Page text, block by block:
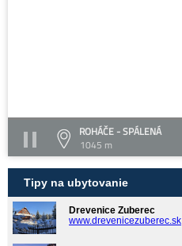
ROHÁČE - SPÁLENÁ
1045 m
Tipy na ubytovanie
Drevenice Zuberec
www.drevenicezuberec.sk